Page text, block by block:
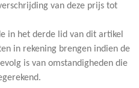
van deze prijs tot
in het derde lid van dit artikel
in rekening brengen indien de
is van omstandigheden die